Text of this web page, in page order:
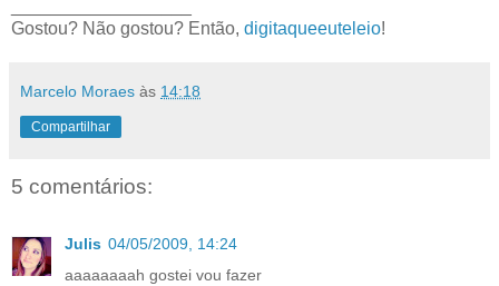
Gostou? Não gostou? Então, digitaqueeuteleio!
Marcelo Moraes às 14:18
Compartilhar
5 comentários:
Julis 04/05/2009, 14:24
aaaaaaaah gostei vou fazer